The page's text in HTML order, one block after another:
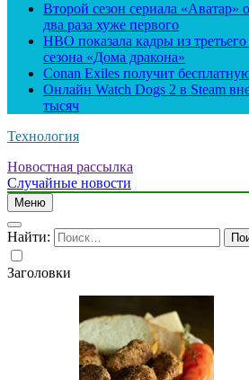
Второй сезон сериала «Аватар»
два раза хуже первого
HBO показала кадры из третьего
сезона «Дома дракона»
Conan Exiles получит
Онлайн Watch Dogs 2 в Steam
тысяч
Технология
Новостная рассылка
Случайные новости
Меню
Найти:
Заголовки